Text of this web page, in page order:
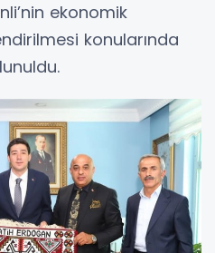
ekonomik
konularında